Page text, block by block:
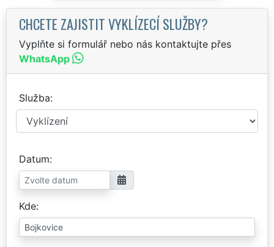
CHCETE ZAJISTIT VYKLÍZECÍ SLUŽBY?
Vyplňte si formulář nebo nás kontaktujte přes
WhatsApp
Služba
Datum
Kde